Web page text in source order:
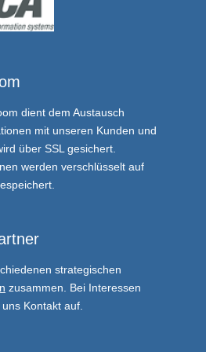
dient dem Austausch
mit unseren Kunden und
über SSL gesichert.
werden verschlüsselt auf
strategischen
zusammen. Bei Interessen
Kontakt auf.